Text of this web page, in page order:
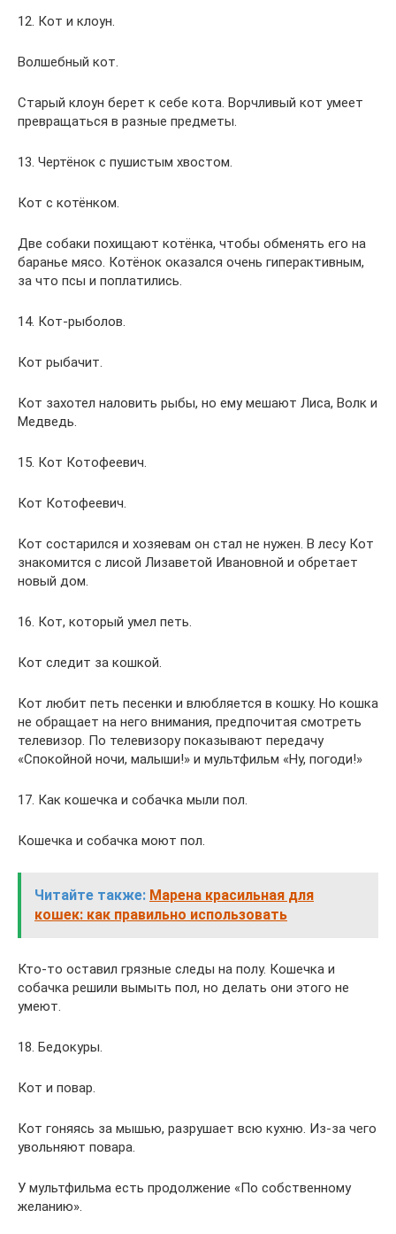
12. Кот и клоун.
Волшебный кот.
Старый клоун берет к себе кота. Ворчливый кот умеет
превращаться в разные предметы.
13. Чертёнок с пушистым хвостом.
Кот с котёнком.
Две собаки похищают котёнка, чтобы обменять его на
баранье мясо. Котёнок оказался очень гиперактивным,
за что псы и поплатились.
14. Кот-рыболов.
Кот рыбачит.
Кот захотел наловить рыбы, но ему мешают Лиса, Волк и
Медведь.
15. Кот Котофеевич.
Кот Котофеевич.
Кот состарился и хозяевам он стал не нужен. В лесу Кот
знакомится с лисой Лизаветой Ивановной и обретает
новый дом.
16. Кот, который умел петь.
Кот следит за кошкой.
Кот любит петь песенки и влюбляется в кошку. Но кошка
не обращает на него внимания, предпочитая смотреть
телевизор. По телевизору показывают передачу
«Спокойной ночи, малыши!» и мультфильм «Ну, погоди!»
17. Как кошечка и собачка мыли пол.
Кошечка и собачка моют пол.
Читайте также: Марена красильная для
кошек: как правильно использовать
Кто-то оставил грязные следы на полу. Кошечка и
собачка решили вымыть пол, но делать они этого не
умеют.
18. Бедокуры.
Кот и повар.
Кот гоняясь за мышью, разрушает всю кухню. Из-за чего
увольняют повара.
У мультфильма есть продолжение «По собственному
желанию».